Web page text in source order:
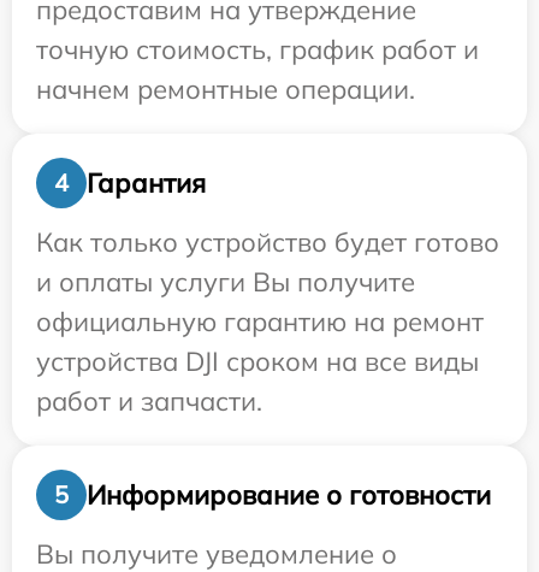
предоставим на утверждение
точную стоимость, график работ и
начнем ремонтные операции.
4
Гарантия
Как только устройство будет готово
и оплаты услуги Вы получите
официальную гарантию на ремонт
устройства DJI сроком на все виды
работ и запчасти.
5
Информирование о готовности
Вы получите уведомление о